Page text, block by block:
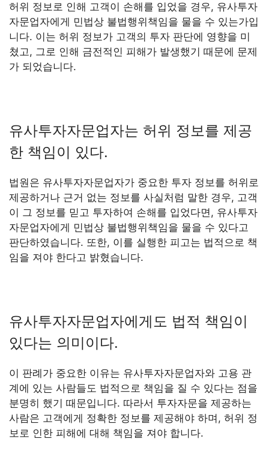
허위 정보로 인해 고객이 손해를 입었을 경우, 유사투자
자문업자에게 민법상 불법행위책임을 물을 수 있는가입
니다. 이는 허위 정보가 고객의 투자 판단에 영향을 미
쳤고, 그로 인해 금전적인 피해가 발생했기 때문에 문제
가 되었습니다.
유사투자자문업자는 허위 정보를 제공
한 책임이 있다.
법원은 유사투자자문업자가 중요한 투자 정보를 허위로
제공하거나 근거 없는 정보를 사실처럼 말한 경우, 고객
이 그 정보를 믿고 투자하여 손해를 입었다면, 유사투자
자문업자에게 민법상 불법행위책임을 물을 수 있다고
판단하였습니다. 또한, 이를 실행한 피고는 법적으로 책
임을 져야 한다고 밝혔습니다.
유사투자자문업자에게도 법적 책임이
있다는 의미이다.
이 판례가 중요한 이유는 유사투자자문업자와 고용 관
계에 있는 사람들도 법적으로 책임을 질 수 있다는 점을
분명히 했기 때문입니다. 따라서 투자자문을 제공하는
사람은 고객에게 정확한 정보를 제공해야 하며, 허위 정
보로 인한 피해에 대해 책임을 져야 합니다.